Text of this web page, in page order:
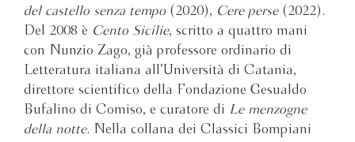
del castello senza tempo (2020), Cere perse(2022).
Del 2008 è Cento Sicilie, scritto a quattro mani
con Nunzio Zago, già professore ordinario di
Letteratura italiana all’Università di Catania,
direttore scientifico della Fondazione Gesualdo
Bufalino di Comiso, e curatore di Le menzogne
della notte. Nella collana dei Classici Bompiani